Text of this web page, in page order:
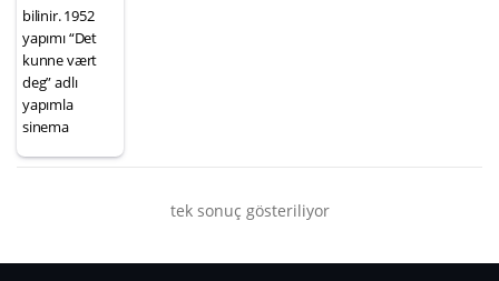
bilinir. 1952
yapımı “Det
kunne vært
deg” adlı
yapımla
sinema
tek sonuç gösteriliyor